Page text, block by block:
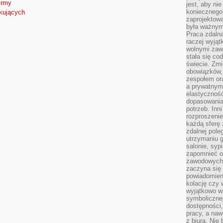
jest, aby nie
była
Praca
raczej
wolnymi
stała się
świecie.
zespołem
a
potrzeb.
każdą sferę
zdalnej
utrzymaniu
salonie,
zapomnieć
zaczyna się
kolację czy
wyjątkowo
pracy, a
z biura. Nie